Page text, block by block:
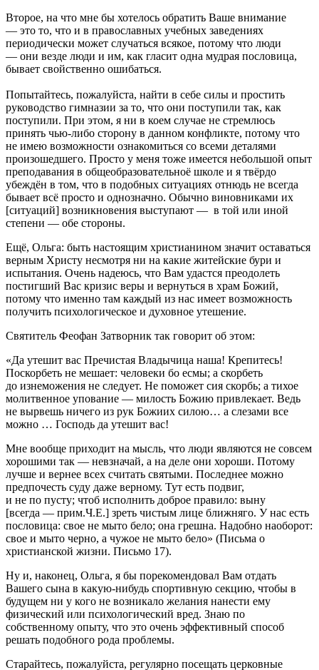
Второе, на что мне бы хотелось обратить Ваше внимание
— это то, что и в православных учебных заведениях
периодически может случаться всякое, потому что люди
— они везде люди и им, как гласит одна мудрая пословица,
бывает свойственно ошибаться.
Попытайтесь, пожалуйста, найти в себе силы и простить
руководство гимназии за то, что они поступили так, как
поступили. При этом, я ни в коем случае не стремлюсь
принять чью-либо сторону в данном конфликте, потому что
не имею возможности ознакомиться со всеми деталями
произошедшего. Просто у меня тоже имеется небольшой опыт
преподавания в общеобразовательноё школе и я твёрдо
убеждён в том, что в подобных ситуациях отнюдь не всегда
бывает всё просто и однозначно. Обычно виновниками их
[ситуаций] возникновения выступают — в той или иной
степени — обе стороны.
Ещё, Ольга: быть настоящим христианином значит оставаться
верным Христу несмотря ни на какие житейские бури и
испытания. Очень надеюсь, что Вам удастся преодолеть
постигший Вас кризис веры и вернуться в храм Божий,
потому что именно там каждый из нас имеет возможность
получить психологическое и духовное утешение.
Святитель Феофан Затворник так говорит об этом:
«Да утешит вас Пречистая Владычица наша! Крепитесь!
Поскорбеть не мешает: человеки бо есмы; а скорбеть
до изнеможения не следует. Не поможет сия скорбь; а тихое
молитвенное упование — милость Божию привлекает. Ведь
не вырвешь ничего из рук Божиих силою… а слезами все
можно … Господь да утешит вас!
Мне вообще приходит на мысль, что люди являются не совсем
хорошими так — невзначай, а на деле они хороши. Потому
лучше и вернее всех считать святыми. Последнее можно
предпочесть суду даже верному. Тут есть подвиг,
и не по пусту; чтоб исполнить доброе правило: выну
[всегда — прим.Ч.Е.] зреть чистым лице ближняго. У нас есть
пословица: свое не мыто бело; она грешна. Надобно наоборот:
свое и мыто черно, а чужое не мыто бело» (Письма о
христианской жизни. Письмо 17).
Ну и, наконец, Ольга, я бы порекомендовал Вам отдать
Вашего сына в какую-нибудь спортивную секцию, чтобы в
будущем ни у кого не возникало желания нанести ему
физический или психологический вред. Знаю по
собственному опыту, что это очень эффективный способ
решать подобного рода проблемы.
Старайтесь, пожалуйста, регулярно посещать церковные